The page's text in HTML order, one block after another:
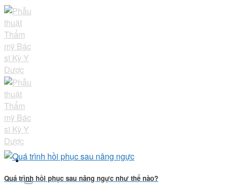
Skip
to
content
Quá trình hồi phục sau nâng ngực như thế nào?